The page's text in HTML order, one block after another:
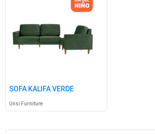
SOFA KALIFA VERDE
Unsi Furniture